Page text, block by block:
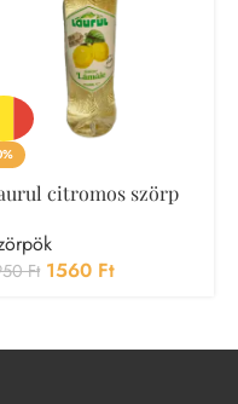
citromos szörp
Ft 1560 Ft